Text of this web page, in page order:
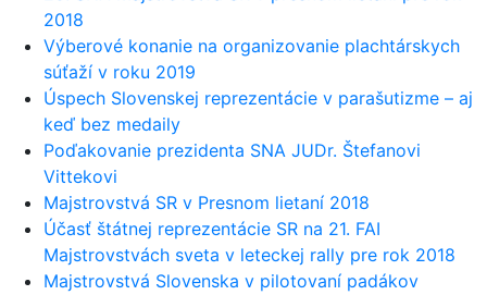
2018
Výberové konanie na organizovanie plachtárskych
súťaží v roku 2019
Úspech Slovenskej reprezentácie v parašutizme – aj
keď bez medaily
Poďakovanie prezidenta SNA JUDr. Štefanovi
Vittekovi
Majstrovstvá SR v Presnom lietaní 2018
Účasť štátnej reprezentácie SR na 21. FAI
Majstrovstvách sveta v leteckej rally pre rok 2018
Majstrovstvá Slovenska v pilotovaní padákov